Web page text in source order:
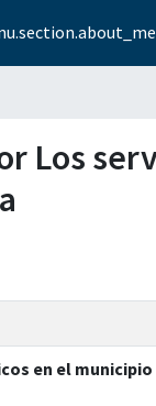
Los
en el